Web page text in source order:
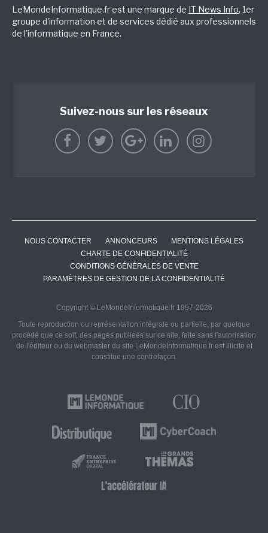
LeMondeInformatique.fr est une marque de IT News Info, 1er
groupe d'information et de services dédié aux professionnels
de l'informatique en France.
Suivez-nous sur les réseaux
NOUS CONTACTER ANNONCEURS
MENTIONS LÉGALES
CHARTE DE CONFIDENTIALITÉ
CONDITIONS GÉNÉRALES DE VENTE
PARAMÈTRES DE GESTION DE LA CONFIDENTIALITÉ
Copyright © LeMondeInformatique.fr 1997-2026
Toute reproduction ou représentation intégrale ou partielle, par quelque
procédé que ce soit, des pages publiées sur ce site, faite sans l'autorisation
de l'éditeur ou du webmaster du site LeMondeInformatique.fr est illicite et
constitue une contrefaçon.